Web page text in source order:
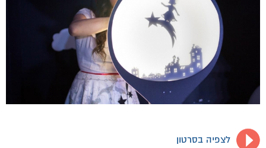
לצפיה בסרטון